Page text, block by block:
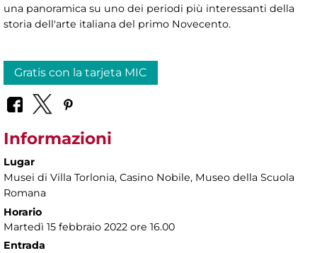
una panoramica su uno dei periodi più interessanti della
storia dell'arte italiana del primo Novecento.
Gratis con la tarjeta MIC
Informazioni
Lugar
Musei di Villa Torlonia, Casino Nobile, Museo della Scuola
Romana
Horario
Martedì 15 febbraio 2022 ore 16.00
Entrada